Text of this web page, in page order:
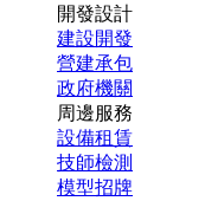
開發設計
建設開發
營建承包
政府機關
周邊服務
設備租賃
技師檢測
模型招牌